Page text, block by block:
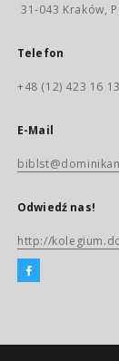
31-043 Kraków,
Telefon
+48 (12) 423 16
E-Mail
Odwiedź nas!
http://